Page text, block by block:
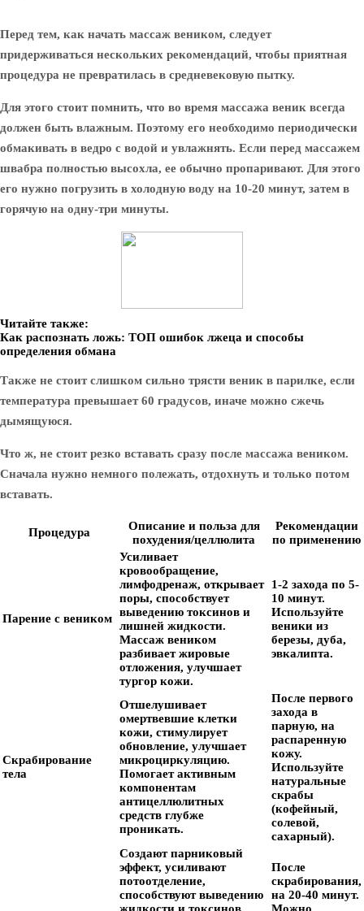
Перед тем, как начать массаж веником, следует
придерживаться нескольких рекомендаций, чтобы приятная
процедура не превратилась в средневековую пытку.
Для этого стоит помнить, что во время массажа веник всегда
должен быть влажным. Поэтому его необходимо периодически
обмакивать в ведро с водой и увлажнять. Если перед массажем
швабра полностью высохла, ее обычно пропаривают. Для этого
его нужно погрузить в холодную воду на 10-20 минут, затем в
горячую на одну-три минуты.
Читайте также:
Как распознать ложь: ТОП ошибок лжеца и способы
определения обмана
Также не стоит слишком сильно трясти веник в парилке, если
температура превышает 60 градусов, иначе можно сжечь
дымящуюся.
Что ж, не стоит резко вставать сразу после массажа веником.
Сначала нужно немного полежать, отдохнуть и только потом
вставать.
Процедура
Описание и польза для
похудения/целлюлита
Рекомендации
по применению
Парение с веником
Усиливает
кровообращение,
лимфодренаж, открывает
поры, способствует
выведению токсинов и
лишней жидкости.
Массаж веником
разбивает жировые
отложения, улучшает
тургор кожи.
1-2 захода по 5-
10 минут.
Используйте
веники из
березы, дуба,
эвкалипта.
Скрабирование
тела
Отшелушивает
омертвевшие клетки
кожи, стимулирует
обновление, улучшает
микроциркуляцию.
Помогает активным
компонентам
антицеллюлитных
средств глубже
проникать.
После первого
захода в
парную, на
распаренную
кожу.
Используйте
натуральные
скрабы
(кофейный,
солевой,
сахарный).
Создают парниковый
эффект, усиливают
потоотделение,
способствуют выведению
После
скрабирования,
на 20-40 минут.